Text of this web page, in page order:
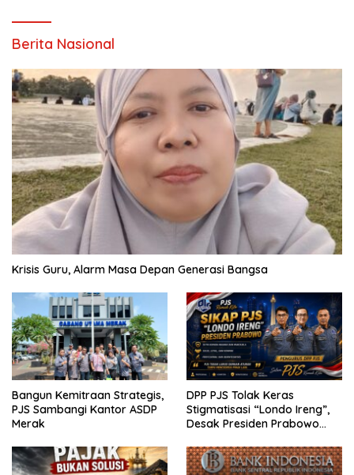
Berita Nasional
Krisis Guru, Alarm Masa Depan Generasi Bangsa
Bangun Kemitraan Strategis,
PJS Sambangi Kantor ASDP
Merak
DPP PJS Tolak Keras
Stigmatisasi “Londo Ireng”,
Desak Presiden Prabowo
Maaf